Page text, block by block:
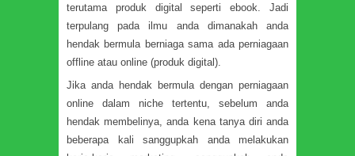
terutama produk digital seperti ebook. Jadi
terpulang pada ilmu anda dimanakah anda
hendak bermula berniaga sama ada perniagaan
offline atau online (produk digital).
Jika anda hendak bermula dengan perniagaan
online dalam niche tertentu, sebelum anda
hendak membelinya, anda kena tanya diri anda
beberapa kali sanggupkah anda melakukan